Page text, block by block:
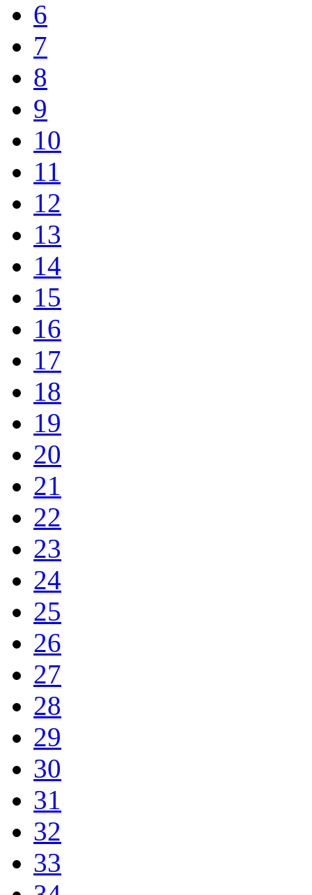
6
7
8
9
10
11
12
13
14
15
16
17
18
19
20
21
22
23
24
25
26
27
28
29
30
31
32
33